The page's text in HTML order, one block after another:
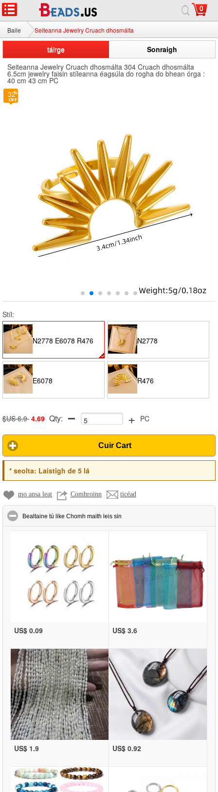
0
Baile Seiteanna Jewelry Cruach dhosmálta
táirge
Sonraigh
Seiteanna Jewelry Cruach dhosmálta 304 Cruach dhosmálta
6.5cm jewelry faisin stíleanna éagsúla do rogha do bhean órga :
40 cm 43 cm PC
Stíl:
N2778 E6078 R476 N2778
E6078 R476
$US 6.9 4.69 Qty: + PC
Cuir Cart
*seolta: Laistigh de 5 lá
mo ansa leat Comhroinn ticéad
Bealtaine tú like Chomh maith leis sin
US$ 0.09 US$ 3.6
US$ 1.9 US$ 0.92